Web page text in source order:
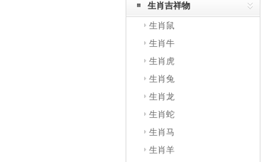
生肖吉祥物
生肖鼠
生肖牛
生肖虎
生肖兔
生肖龙
生肖蛇
生肖马
生肖羊